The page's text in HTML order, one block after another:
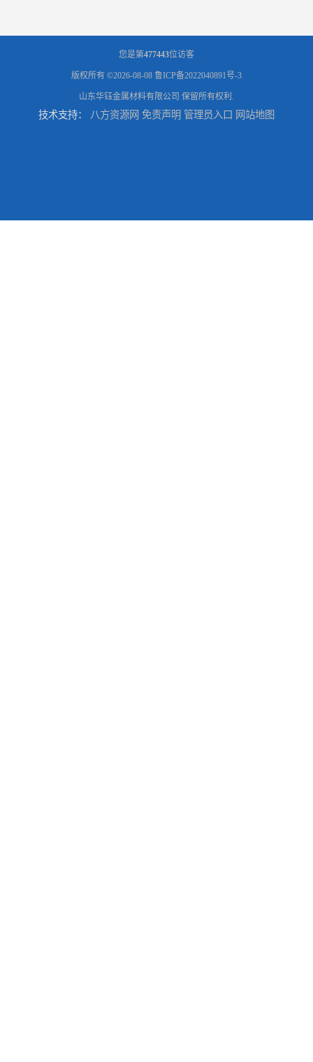
您是第477443位访客
版权所有 ©2026-08-08 鲁ICP备2022040891号-3
山东华钰金属材料有限公司 保留所有权利.
技术支持： 八方资源网 免责声明 管理员入口 网站地图